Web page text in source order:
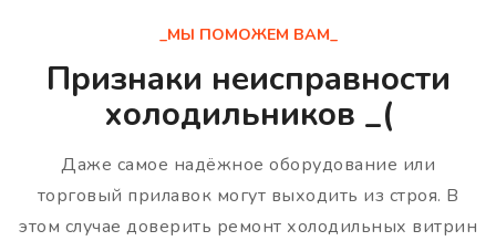
_МЫ ПОМОЖЕМ ВАМ_
Признаки неисправности
холодильников _(
Даже самое надёжное оборудование или
торговый прилавок могут выходить из строя. В
этом случае доверить ремонт холодильных витрин